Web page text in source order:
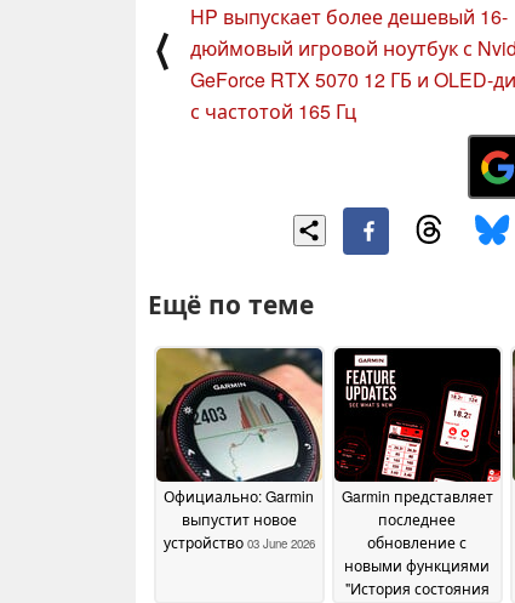
⟨
HP выпускает более дешевый 16-
дюймовый игровой ноутбук с
GeForce RTX 5070 12 ГБ и OLED-
с частотой 165 Гц
Ещё по теме
Официально: Garmin
выпустит новое
устройство 03 June 2026
Garmin представляет
последнее
обновление с
новыми функциями
"История состояния